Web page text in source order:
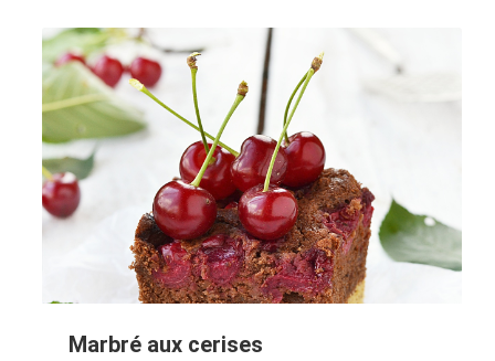
Marbré aux cerises